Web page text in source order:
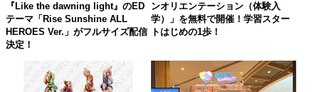
『Like the dawning light』のED
テーマ「Rise Sunshine ALL
HEROES Ver.」がフルサイズ配信
決定！
ンオリエンテーション（体験入
学）」を無料で開催！学習スター
トはじめの1歩！